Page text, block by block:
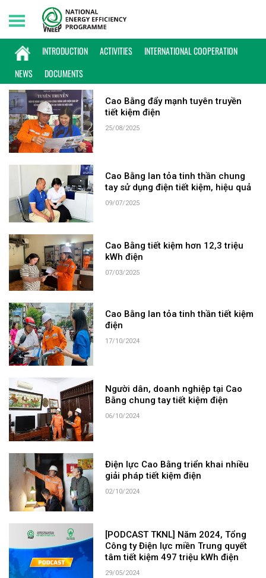
INTRODUCTION ACTIVITIES
INTERNATIONAL COOPERATION
NEWS
DOCUMENTS
Saturday, 08/08/2026 | 06:03 GMT+7
KEYWORD: CAO BẰNG
Cao Bằng đẩy mạnh tuyên truyền
tiết kiệm điện
25/08/2025
Cao Bằng lan tỏa tinh thần chung
tay sử dụng điện tiết kiệm, hiệu quả
09/07/2025
Cao Bằng tiết kiệm hơn 12,3 triệu
kWh điện
07/03/2025
Cao Bằng lan tỏa tinh thần tiết kiệm
điện
17/10/2024
Người dân, doanh nghiệp tại Cao
Bằng chung tay tiết kiệm điện
06/10/2024
Điện lực Cao Bằng triển khai nhiều
giải pháp tiết kiệm điện
02/10/2024
[PODCAST TKNL] Năm 2024, Tổng
Công ty Điện lực miền Trung quyết
tâm tiết kiệm 497 triệu kWh điện
29/05/2024